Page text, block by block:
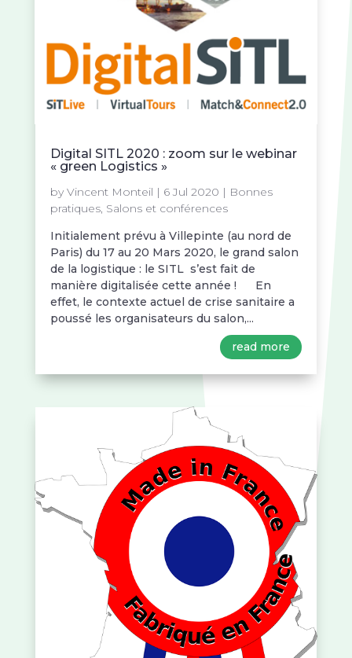
Digital SITL 2020 : zoom sur le webinar
« green Logistics »
by Vincent Monteil | 6 Jul 2020 | Bonnes
pratiques, Salons et conférences
Initialement prévu à Villepinte (au nord de
Paris) du 17 au 20 Mars 2020, le grand salon
de la logistique : le SITL s’est fait de
manière digitalisée cette année ! En
effet, le contexte actuel de crise sanitaire a
poussé les organisateurs du salon,...
read more